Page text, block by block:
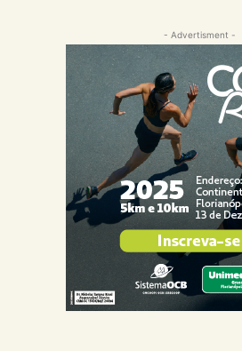
- Advertisment -